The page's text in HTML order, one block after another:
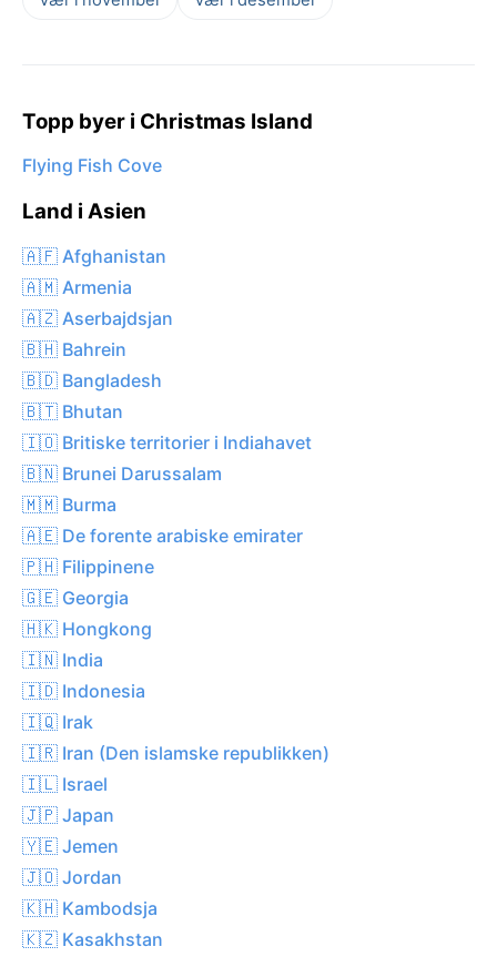
Topp byer i Christmas Island
Flying Fish Cove
Land i Asien
🇦🇫 Afghanistan
🇦🇲 Armenia
🇦🇿 Aserbajdsjan
🇧🇭 Bahrein
🇧🇩 Bangladesh
🇧🇹 Bhutan
🇮🇴 Britiske territorier i Indiahavet
🇧🇳 Brunei Darussalam
🇲🇲 Burma
🇦🇪 De forente arabiske emirater
🇵🇭 Filippinene
🇬🇪 Georgia
🇭🇰 Hongkong
🇮🇳 India
🇮🇩 Indonesia
🇮🇶 Irak
🇮🇷 Iran (Den islamske republikken)
🇮🇱 Israel
🇯🇵 Japan
🇾🇪 Jemen
🇯🇴 Jordan
🇰🇭 Kambodsja
🇰🇿 Kasakhstan